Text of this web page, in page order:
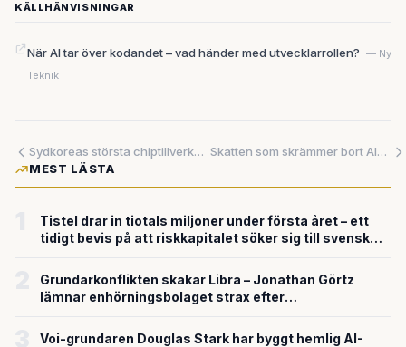
KÄLLHÄNVISNINGAR
När AI tar över kodandet – vad händer med utvecklarrollen? — Ny
Teknik
Sydkoreas största chiptillverkare planerar Wall Street-notering – vill ta in 290 miljarder kronor i ett av branschens djärvaste börsdrag på flera år
Skatten som skrämmer bort AI-talangerna: Sverige förlorar kampen innan den ens börjat
MEST LÄSTA
Tistel drar in tiotals miljoner under första året – ett
tidigt bevis på att riskkapitalet söker sig till svensk
Grundarkonflikten skakar Libra – Jonathan Görtz
lämnar enhörningsbolaget strax efter
Voi-grundaren Douglas Stark har byggt hemlig AI-